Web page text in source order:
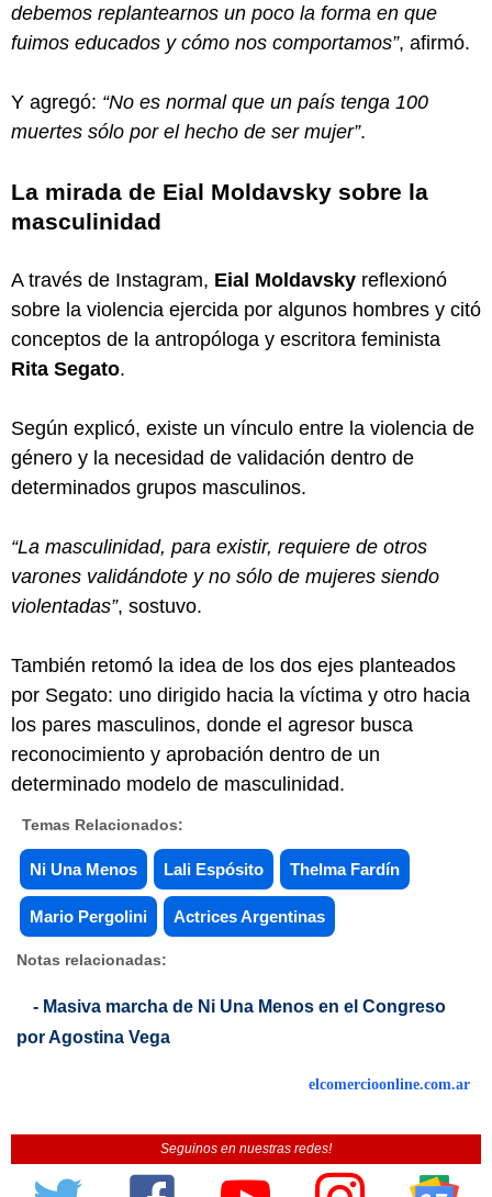
debemos replantearnos un poco la forma en que
fuimos educados y cómo nos comportamos”, afirmó.
Y agregó: “No es normal que un país tenga 100
muertes sólo por el hecho de ser mujer”.
La mirada de Eial Moldavsky sobre la
masculinidad
A través de Instagram, Eial Moldavsky reflexionó
sobre la violencia ejercida por algunos hombres y citó
conceptos de la antropóloga y escritora feminista
Rita Segato.
Según explicó, existe un vínculo entre la violencia de
género y la necesidad de validación dentro de
determinados grupos masculinos.
“La masculinidad, para existir, requiere de otros
varones validándote y no sólo de mujeres siendo
violentadas”, sostuvo.
También retomó la idea de los dos ejes planteados
por Segato: uno dirigido hacia la víctima y otro hacia
los pares masculinos, donde el agresor busca
reconocimiento y aprobación dentro de un
determinado modelo de masculinidad.
Temas Relacionados:
Ni Una Menos Lali Espósito Thelma Fardín
Mario Pergolini Actrices Argentinas
Notas relacionadas:
- Masiva marcha de Ni Una Menos en el Congreso
por Agostina Vega
elcomercioonline.com.ar
Seguinos en nuestras redes!